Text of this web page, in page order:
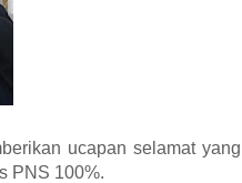
ucapan selamat yang
PNS 100%.